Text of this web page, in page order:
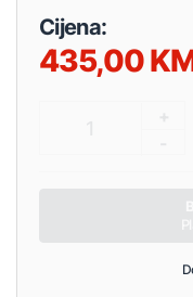
Cijena:
435,00